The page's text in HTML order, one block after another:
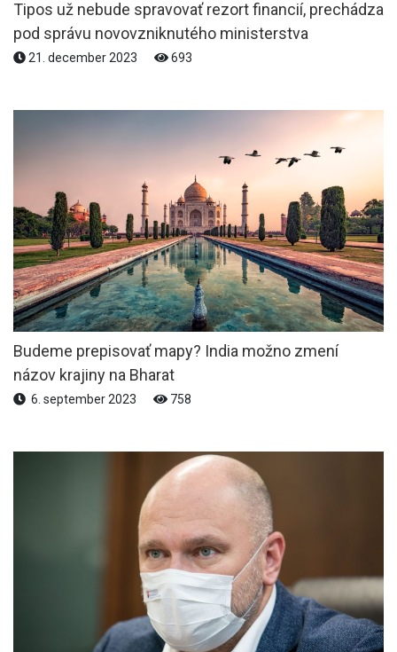
Tipos už nebude spravovať rezort financií, prechádza
pod správu novovzniknutého ministerstva
21. december 2023 693
Budeme prepisovať mapy? India možno zmení
názov krajiny na Bharat
6. september 2023 758